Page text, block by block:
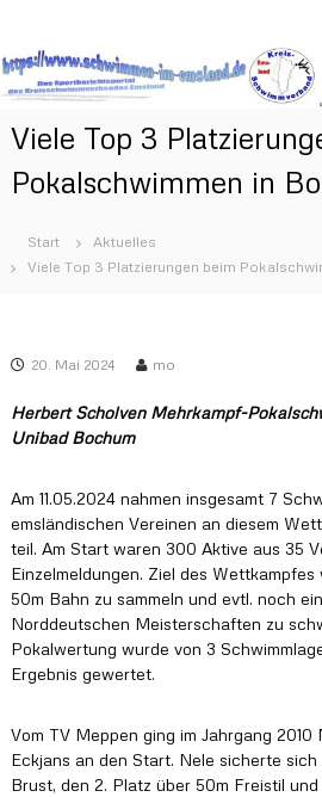
m
c
h
w
m
e
n
s
l
n
d
a
S
o
t
r
s
r
t
d
e
s
K
r
i
s
s
w
i
m
Viele Top 3
Pokalschwimmen in
Start
Aktuelles
Viele Top 3 Platzierungen beim
20. Mai 2024 mo
Herbert Scholven Mehrkampf-
Unibad Bochum
Am 11.05.2024 nahmen insgesamt 7
emsländischen Vereinen an diesem
teil. Am Start waren 300 Aktive aus 35
Einzelmeldungen. Ziel des
50m Bahn zu sammeln und evtl. noch
Norddeutschen Meisterschaften zu
Pokalwertung wurde von 3
Ergebnis gewertet.
Vom TV Meppen ging im Jahrgang 2010
Eckjans an den Start. Nele sicherte sich
Brust, den 2. Platz über 50m Freistil